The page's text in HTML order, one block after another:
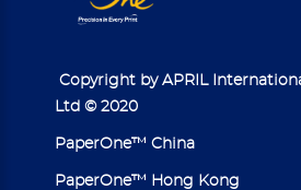
Copyright by APRIL
Ltd © 2020
PaperOne™ China
PaperOne™ Hong Kong